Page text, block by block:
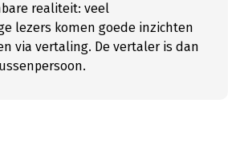
realiteit: veel
lezers komen goede inzichten
via vertaling. De vertaler is dan